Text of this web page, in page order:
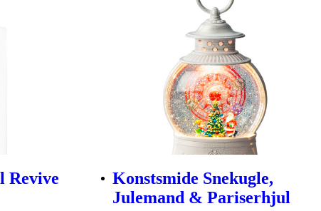
Revive
Konstsmide Snekugle,
Julemand & Pariserhjul